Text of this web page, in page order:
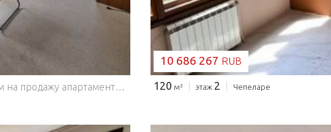
10 686 267 RUB
120 м² этаж 2 Чепеларе